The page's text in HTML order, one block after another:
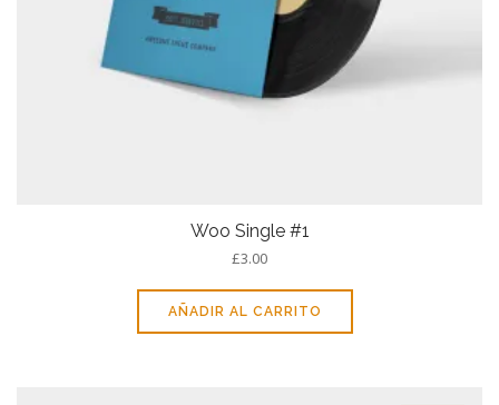
Woo Single #1
£3.00
AÑADIR AL CARRITO